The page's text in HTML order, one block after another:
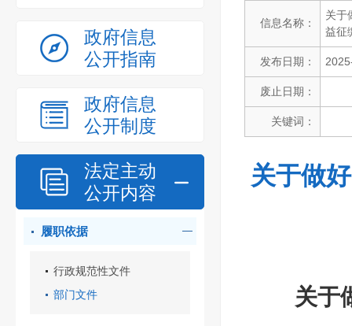
政府信息
公开指南
政府信息
公开制度
法定主动
公开内容
履职依据
行政规范性文件
部门文件
信息名称：
关于
益征
发布日期：
废止日期：
关键词：
关于做
关于